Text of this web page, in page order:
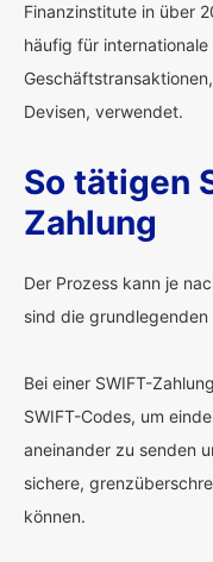
Finanzinstitute in über
häufig für
Devisen, verwendet.
So tätigen
Zahlung
Der Prozess kann je
sind die grundlegenden
Bei einer SWIFT-
SWIFT-Codes, um
aneinander zu senden
sichere,
können.